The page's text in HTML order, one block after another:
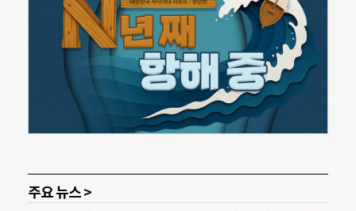
주요 뉴스 >